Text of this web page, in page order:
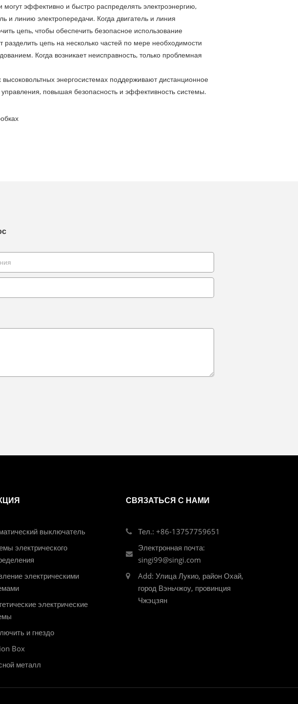
эффективно и быстро распределять электроэнергию,
и линию электропередачи. Когда двигатель и линия
цепь, чтобы обеспечить безопасное использование
цепь на несколько частей по мере необходимости
Когда возникает неисправность, только проблемная
высоковольтных энергосистемах поддерживают дистанционное
повышая безопасность и эффективность системы.
выключатель
электрического
электрическими
электрические
и гнездо
Box
металл
СВЯЗАТЬСЯ С НАМИ
Тел.: +86-13757759651
Электронная почта:
singi99@singi.com
Add: Улица Лукио, район Охай,
город Вэньчжоу, провинция
Чжэцзян